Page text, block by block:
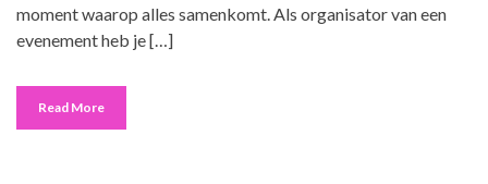
moment waarop alles samenkomt. Als organisator van een
evenement heb je […]
Read More